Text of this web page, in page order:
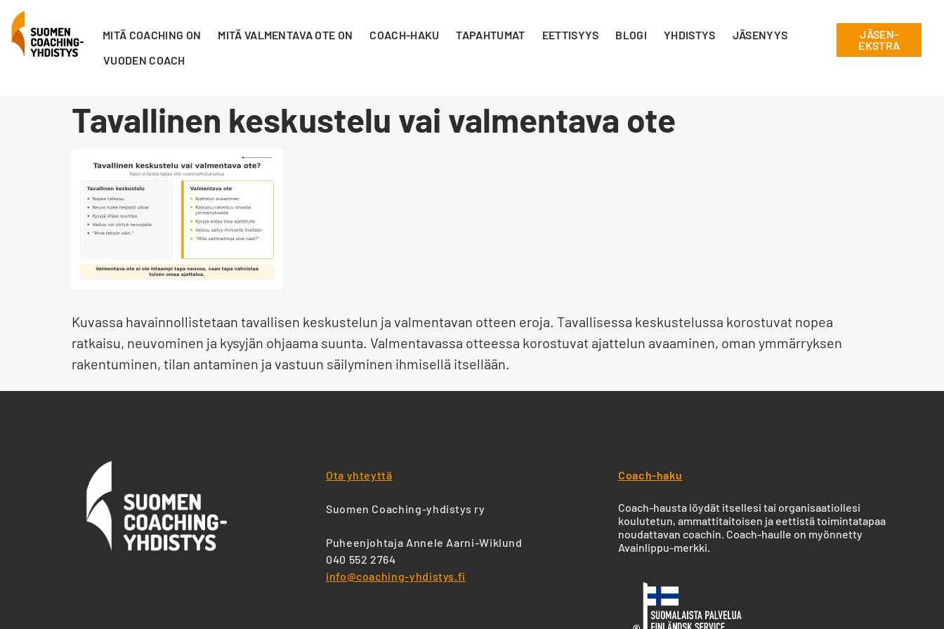
MITÄ COACHING ON MITÄ VALMENTAVA OTE ON COACH-HAKU TAPAHTUMAT EETTISYYS BLOGI YHDISTYS
JÄSENYYS
VUODEN COACH
JÄSEN-
EKSTRA
Tavallinen keskustelu vai valmentava ote
Kuvassa havainnollistetaan tavallisen keskustelun ja valmentavan otteen eroja. Tavallisessa keskustelussa korostuvat nopea
ratkaisu, neuvominen ja kysyjän ohjaama suunta. Valmentavassa otteessa korostuvat ajattelun avaaminen, oman ymmärryksen
rakentuminen, tilan antaminen ja vastuun säilyminen ihmisellä itsellään.
Ota yhteyttä
Suomen Coaching-yhdistys ry
Puheenjohtaja Annele Aarni-Wiklund
040 552 2764
info@coaching-yhdistys.fi
Coach-haku
Coach-hausta löydät itsellesi tai organisaatiollesi
koulutetun, ammattitaitoisen ja eettistä toimintatapaa
noudattavan coachin. Coach-haulle on myönnetty
Avainlippu-merkki.